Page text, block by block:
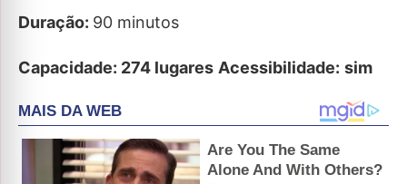
Duração: 90 minutos
Capacidade: 274 lugares Acessibilidade: sim